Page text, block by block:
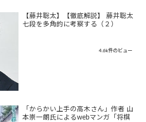
【藤井聡太】【徹底解説】 藤井聡太
七段を多角的に考察する（２）
4.6k件のビュー
「からかい上手の高木さん」作者 山
本崇一朗氏によるwebマンガ「将棋